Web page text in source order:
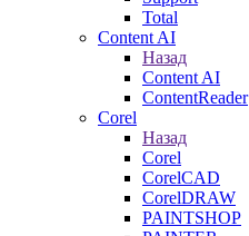
Total
Content AI
Назад
Content AI
ContentReader
Corel
Назад
Corel
CorelCAD
CorelDRAW
PAINTSHOP